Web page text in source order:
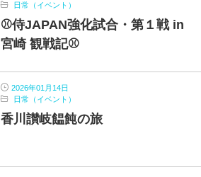
日常（イベント）
⚾侍JAPAN強化試合・第１戦 in
宮崎 観戦記⚾
2026年01月14日
日常（イベント）
香川讃岐饂飩の旅